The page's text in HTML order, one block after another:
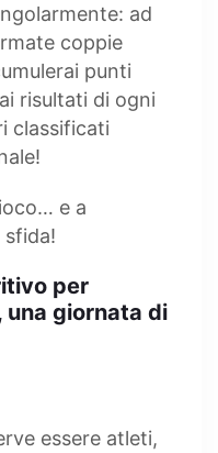
ad
coppie
punti
risultati di ogni
classificati
e a
per
una giornata di
essere atleti,